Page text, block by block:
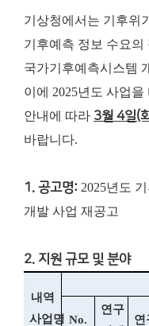
기상청에서는 기후위
기후예측 정보 수요의
국가기후예측시스템
이에 2025년도 사업
안내에 따라 3월 4일(
바랍니다.
1. 공고명: 2025년도
개발 사업 재공고
2. 지원 규모 및 분야
내역
사업명 No.
연구
연